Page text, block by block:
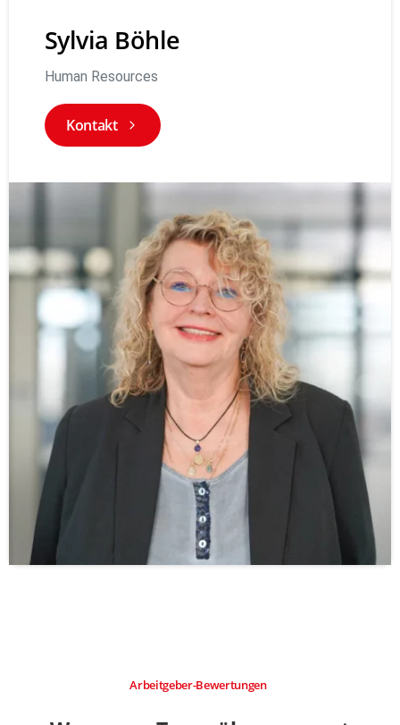
Sylvia Böhle
Human Resources
Kontakt
Arbeitgeber-Bewertungen